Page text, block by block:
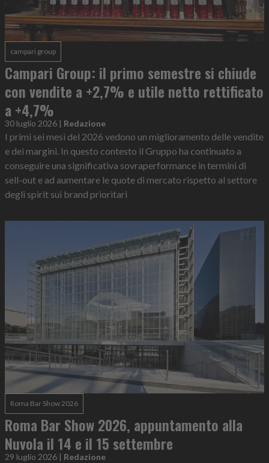
campari group
Campari Group: il primo semestre si chiude
con vendite a +2,7% e utile netto rettificato
a +4,7%
30 luglio 2026 | Redazione
I primi sei mesi del 2026 vedono un miglioramento delle vendite
e dei margini. In questo contesto il Gruppo ha continuato a
conseguire una significativa sovraperformance in termini di
sell-out e ad aumentare le quote di mercato rispetto al settore
degli spirit sui brand prioritari
Roma Bar Show 2026
Roma Bar Show 2026, appuntamento alla
Nuvola il 14 e il 15 settembre
29 luglio 2026 | Redazione